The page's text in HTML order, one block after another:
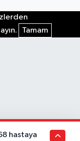
Tamam
hastaya